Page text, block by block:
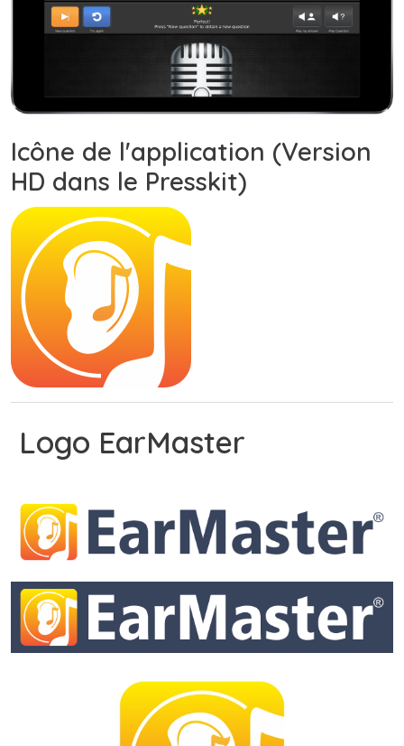
Icône de l'application (Version
HD dans le Presskit)
Logo EarMaster